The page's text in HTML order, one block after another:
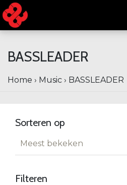
BASSLEADER
Home › Music › BASSLEADER
Sorteren op
Meest bekeken
Filteren